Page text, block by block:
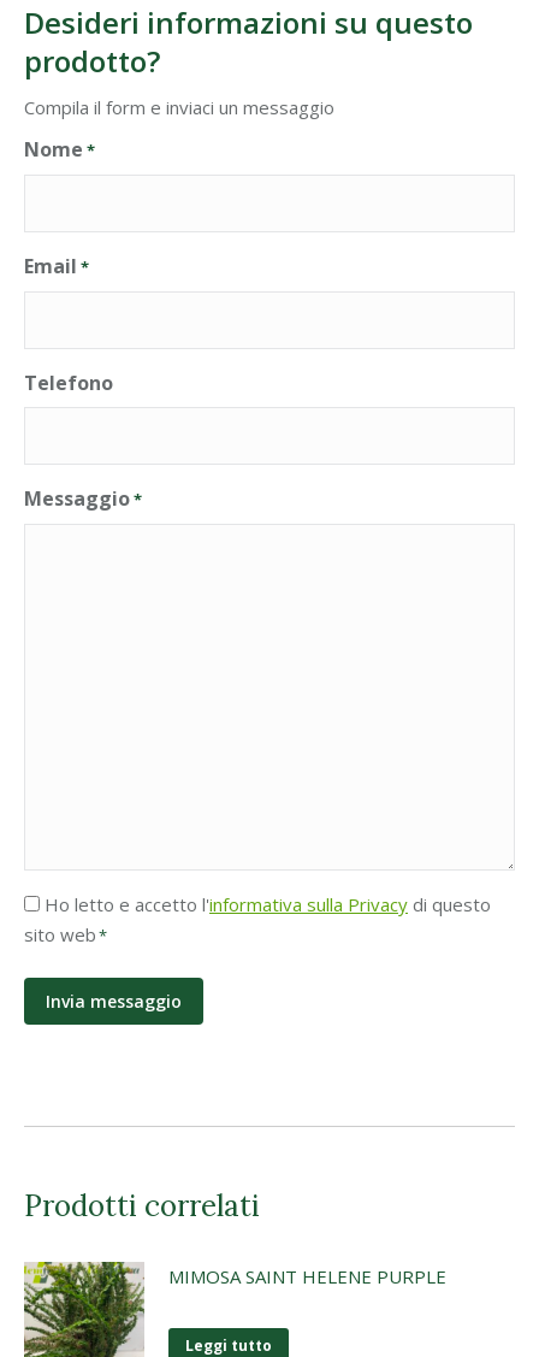
Desideri informazioni su questo
prodotto?
Compila il form e inviaci un messaggio
Nome *
Email *
Telefono
Messaggio*
Accettazione
Privacy
Ho letto e accetto l'informativa sulla Privacy di questo
sito web*
Prodotti correlati
MIMOSA SAINT HELENE PURPLE
Leggi tutto